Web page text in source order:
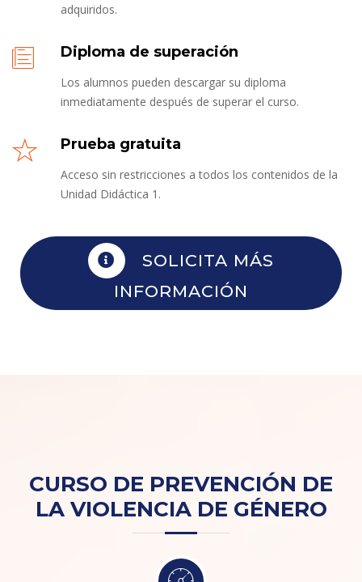
adquiridos.
Diploma de superación
Los alumnos pueden descargar su diploma
inmediatamente después de superar el curso.
Prueba gratuita
Acceso sin restricciones a todos los contenidos de la
Unidad Didáctica 1.
SOLICITA MÁS
INFORMACIÓN
CURSO DE PREVENCIÓN DE
LA VIOLENCIA DE GÉNERO